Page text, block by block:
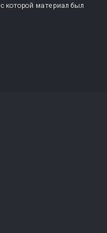
которой материал был